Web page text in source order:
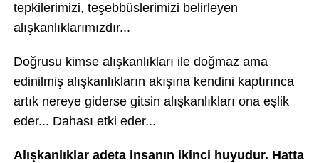
tepkilerimizi, teşebbüslerimizi belirleyen
alışkanlıklarımızdır...
Doğrusu kimse alışkanlıkları ile doğmaz ama
edinilmiş alışkanlıkların akışına kendini kaptırınca
artık nereye giderse gitsin alışkanlıkları ona eşlik
eder... Dahası etki eder...
Alışkanlıklar adeta insanın ikinci huyudur. Hatta